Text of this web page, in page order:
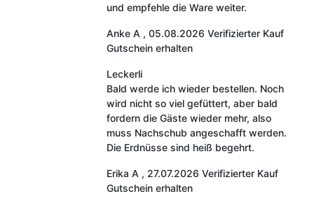
und empfehle die Ware weiter.
Anke A , 05.08.2026 Verifizierter Kauf
Gutschein erhalten
Leckerli
Bald werde ich wieder bestellen. Noch
wird nicht so viel gefüttert, aber bald
fordern die Gäste wieder mehr, also
muss Nachschub angeschafft werden.
Die Erdnüsse sind heiß begehrt.
Erika A , 27.07.2026 Verifizierter Kauf
Gutschein erhalten